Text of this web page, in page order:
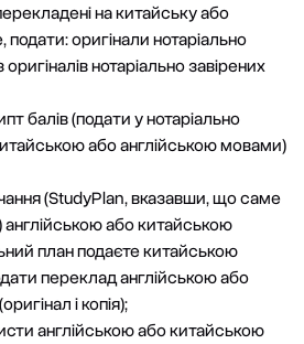
на китайську або
оригінали нотаріально
оригіналів нотаріально завірених
балів (подати у нотаріально
або англійською мовами)
(StudyPlan, вказавши, що саме
англійською або китайською
план подаєте китайською
переклад англійською або
і копія);
англійською або китайською